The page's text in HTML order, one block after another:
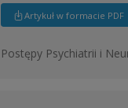
Artykuł w formacie PDF
Postępy Psychiatrii i